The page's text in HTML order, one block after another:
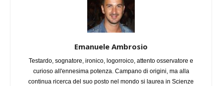
Emanuele Ambrosio
Testardo, sognatore, ironico, logorroico, attento osservatore e
curioso all'ennesima potenza. Campano di origini, ma alla
continua ricerca del suo posto nel mondo si laurea in Scienze